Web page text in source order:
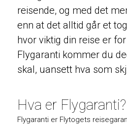
reisende, og med det
enn at det alltid går et
hvor viktig din reise er
Flygaranti kommer du
skal, uansett hva som
Hva er Flygaranti?
Flygaranti er Flytogets